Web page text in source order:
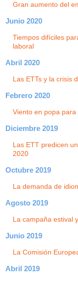
Gran aumento del
Junio 2020
Tiempos difíciles
laboral
Abril 2020
Las ETTs y la crisis
Febrero 2020
Viento en popa
Diciembre 2019
Las ETT predicen
2020
Octubre 2019
La demanda de
Agosto 2019
La campaña estival
Junio 2019
La Comisión
Abril 2019